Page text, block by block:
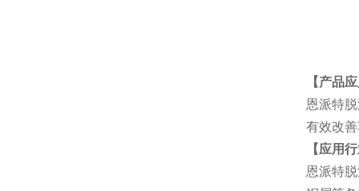
【产品
恩派特
有效改
【应用
恩派特